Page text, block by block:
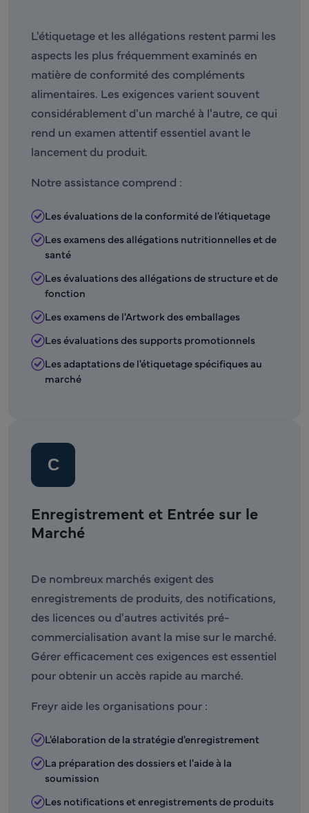
L'étiquetage et les allégations restent parmi les
aspects les plus fréquemment examinés en
matière de conformité des compléments
alimentaires. Les exigences varient souvent
considérablement d'un marché à l'autre, ce qui
rend un examen attentif essentiel avant le
lancement du produit.
Notre assistance comprend :
Les évaluations de la conformité de l'étiquetage
Les examens des allégations nutritionnelles et de
santé
Les évaluations des allégations de structure et de
fonction
Les examens de l'Artwork des emballages
Les évaluations des supports promotionnels
Les adaptations de l'étiquetage spécifiques au
marché
C
Enregistrement et Entrée sur le
Marché
De nombreux marchés exigent des
enregistrements de produits, des notifications,
des licences ou d'autres activités pré-
commercialisation avant la mise sur le marché.
Gérer efficacement ces exigences est essentiel
pour obtenir un accès rapide au marché.
Freyr aide les organisations pour :
L'élaboration de la stratégie d'enregistrement
La préparation des dossiers et l'aide à la
soumission
Les notifications et enregistrements de produits